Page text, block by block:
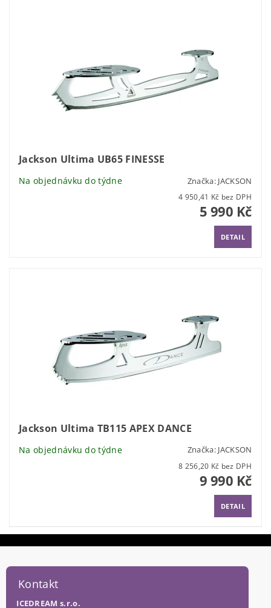
Jackson Ultima UB65 FINESSE
Na objednávku do týdne Značka: JACKSON
4 950,41 Kč bez DPH
5 990 Kč
DETAIL
Jackson Ultima TB115 APEX DANCE
Na objednávku do týdne Značka: JACKSON
8 256,20 Kč bez DPH
9 990 Kč
DETAIL
Kontakt
ICEDREAM s.r.o.